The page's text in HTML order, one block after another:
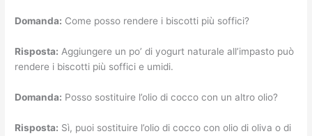
Domanda: Come posso rendere i biscotti più soffici?
Risposta: Aggiungere un po’ di yogurt naturale all’impasto può
rendere i biscotti più soffici e umidi.
Domanda: Posso sostituire l’olio di cocco con un altro olio?
Risposta: Sì, puoi sostituire l’olio di cocco con olio di oliva o di